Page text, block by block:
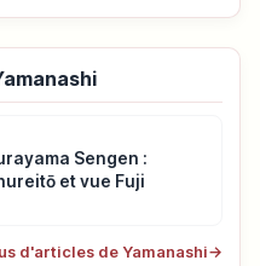
Sengen :
et vue Fuji
d'articles de Yamanashi→